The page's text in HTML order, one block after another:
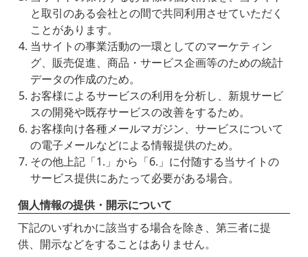
と取引のある会社との間で共同利用させていただく
ことがあります。
当サイトの事業活動の一環としてのマーケティン
グ、販売促進、商品・サービス企画等のための統計
データの作成のため。
お客様によるサービスの利用を分析し、新規サービ
スの開発や既存サービスの改善をするため。
お客様向け各種メールマガジン、サービスについて
の電子メールなどによる情報提供のため。
その他上記「1.」から「6.」に付随する当サイトの
サービス提供にあたって必要がある場合。
個人情報の提供・開示について
下記のいずれかに該当する場合を除き、第三者に提
供、開示などをすることはありません。